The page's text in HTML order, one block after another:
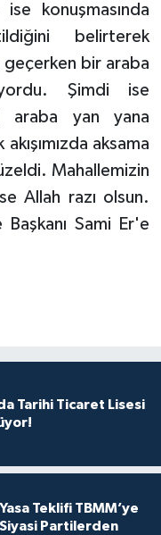
konuşmasında
belirterek
bir araba
Şimdi ise
araba yan yana
aksama
Mahallemizin
Allah razı olsun.
Sami Er'e
Tarihi Ticaret Lisesi
Teklifi TBMM’ye
Partilerden